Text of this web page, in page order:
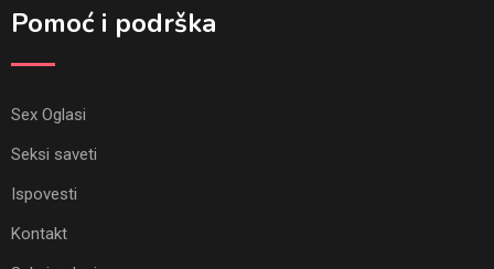
Pomoć i podrška
Sex Oglasi
Seksi saveti
Ispovesti
Kontakt